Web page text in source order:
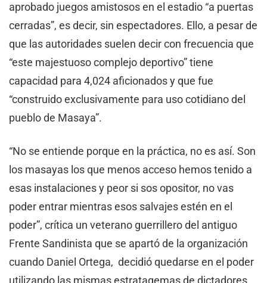
aprobado juegos amistosos en el estadio “a puertas
cerradas”, es decir, sin espectadores. Ello, a pesar de
que las autoridades suelen decir con frecuencia que
“este majestuoso complejo deportivo” tiene
capacidad para 4,024 aficionados y que fue
“construido exclusivamente para uso cotidiano del
pueblo de Masaya”.
“No se entiende porque en la práctica, no es así. Son
los masayas los que menos acceso hemos tenido a
esas instalaciones y peor si sos opositor, no vas
poder entrar mientras esos salvajes estén en el
poder”, crítica un veterano guerrillero del antiguo
Frente Sandinista que se apartó de la organización
cuando Daniel Ortega, decidió quedarse en el poder
utilizando las mismas estratagemas de dictadores